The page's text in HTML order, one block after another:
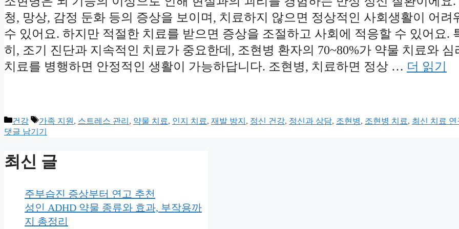
청, 망상, 감정 둔화 등의 증상을 보이며, 치료하지 않으면 정상적인 사회생활이 어려
수 있어요. 하지만 적절한 치료를 받으면 증상을 조절하고 사회에 적응할 수 있어요.
히, 조기 진단과 지속적인 치료가 중요한데, 조현병 환자의 70~80%가 약물 치료와 심
치료를 병행하면 안정적인 생활이 가능하답니다. 조현병, 치료하면 정상 … 더 읽기
카
테
리
건강
태
그
가족 지원 , 스트레스 관리 , 약물 치료, 인지 치료, 재발 방지 , 정신 건강, 정신과 상담, 조현병, 조현병 치료, 최신 치료 연
댓글 남기기
최신 글
주부습진 증상부터 연고 추천
성인 ADHD 약물 종류와 효과, 부작용까
지 총정리